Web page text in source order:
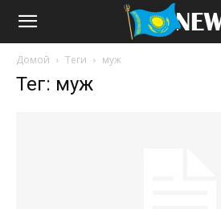
Домой Теги муж
Тег: муж